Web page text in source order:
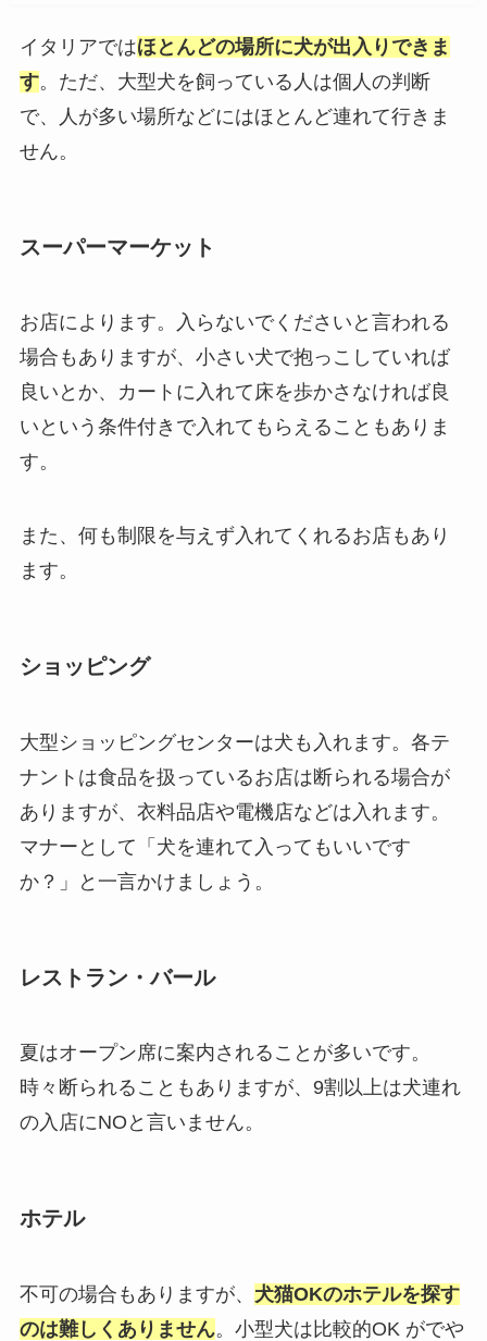
イタリアではほとんどの場所に犬が出入りできま
す。ただ、大型犬を飼っている人は個人の判断
で、人が多い場所などにはほとんど連れて行きま
せん。
スーパーマーケット
お店によります。入らないでくださいと言われる
場合もありますが、小さい犬で抱っこしていれば
良いとか、カートに入れて床を歩かさなければ良
いという条件付きで入れてもらえることもありま
す。
また、何も制限を与えず入れてくれるお店もあり
ます。
ショッピング
大型ショッピングセンターは犬も入れます。各テ
ナントは食品を扱っているお店は断られる場合が
ありますが、衣料品店や電機店などは入れます。
マナーとして「犬を連れて入ってもいいです
か？」と一言かけましょう。
レストラン・バール
夏はオープン席に案内されることが多いです。
時々断られることもありますが、9割以上は犬連れ
の入店にNOと言いません。
ホテル
不可の場合もありますが、 犬猫OKのホテルを探す
のは難しくありません。小型犬は比較的OK がでや